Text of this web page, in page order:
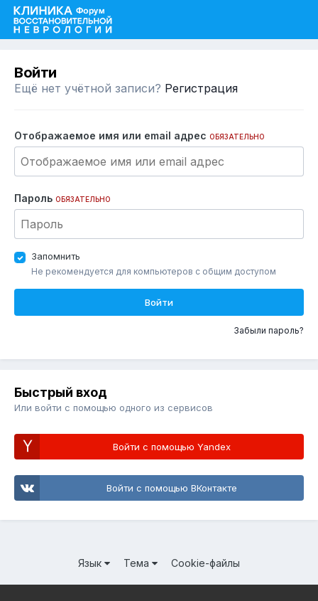
Войти
Ещё нет учётной записи? Регистрация
Отображаемое имя или email адрес ОБЯЗАТЕЛЬНО
Пароль ОБЯЗАТЕЛЬНО
Запомнить
Не рекомендуется для компьютеров с общим доступом
Войти
Забыли пароль?
Быстрый вход
Или войти с помощью одного из сервисов
Войти с помощью Yandex
Войти с помощью ВКонтакте
Язык Тема Cookie-файлы